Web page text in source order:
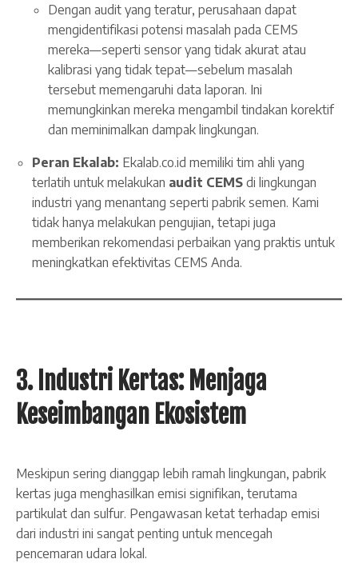
Dengan audit yang teratur, perusahaan dapat
mengidentifikasi potensi masalah pada CEMS
mereka—seperti sensor yang tidak akurat atau
kalibrasi yang tidak tepat—sebelum masalah
tersebut memengaruhi data laporan. Ini
memungkinkan mereka mengambil tindakan korektif
dan meminimalkan dampak lingkungan.
Peran Ekalab: Ekalab.co.id memiliki tim ahli yang
terlatih untuk melakukan audit CEMS di lingkungan
industri yang menantang seperti pabrik semen. Kami
tidak hanya melakukan pengujian, tetapi juga
memberikan rekomendasi perbaikan yang praktis untuk
meningkatkan efektivitas CEMS Anda.
3. Industri Kertas: Menjaga
Keseimbangan Ekosistem
Meskipun sering dianggap lebih ramah lingkungan, pabrik
kertas juga menghasilkan emisi signifikan, terutama
partikulat dan sulfur. Pengawasan ketat terhadap emisi
dari industri ini sangat penting untuk mencegah
pencemaran udara lokal.